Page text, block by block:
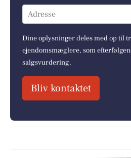
Adresse
Dine oplysninger deles med op til
ejendomsmæglere, som
salgsvurdering.
Bliv kontaktet